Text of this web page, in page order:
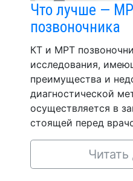
Что лучше —
позвоночника
КТ и МРТ
исследования,
преимущества и
диагностической
осуществляется в
стоящей перед